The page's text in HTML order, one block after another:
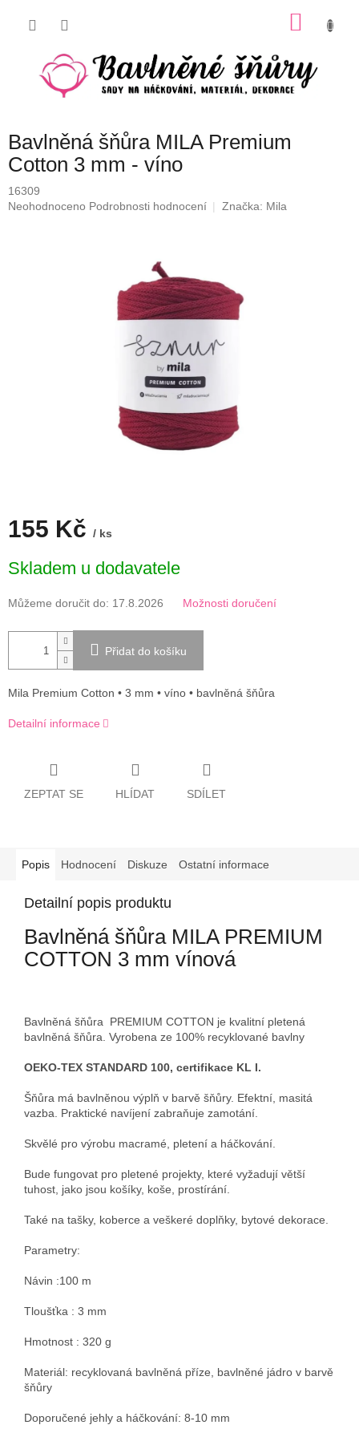
Bavlněná šňůra MILA Premium
Cotton 3 mm - víno
16309
Průměrné
Neohodnoceno Podrobnosti hodnocení Značka: Mila
155 Kč / ks
cena:
Skladem u dodavatele
Můžeme doručit do: 17.8.2026 Možnosti doručení
Přidat do košíku
Mila Premium Cotton • 3 mm • víno • bavlněná šňůra
Detailní informace
ZEPTAT SE HLÍDAT SDÍLET
Popis Hodnocení Diskuze Ostatní informace
Detailní popis produktu
Bavlněná šňůra MILA PREMIUM
COTTON 3 mm vínová
Bavlněná šňůra PREMIUM COTTON je kvalitní pletená
bavlněná šňůra. Vyrobena ze 100% recyklované bavlny
OEKO-TEX STANDARD 100, certifikace KL I.
Šňůra má bavlněnou výplň v barvě šňůry. Efektní, masitá
vazba. Praktické navíjení zabraňuje zamotání.
Skvělé pro výrobu macramé, pletení a háčkování.
Bude fungovat pro pletené projekty, které vyžadují větší
tuhost, jako jsou košíky, koše, prostírání.
Také na tašky, koberce a veškeré doplňky, bytové dekorace.
Parametry:
Návin :100 m
Tloušťka : 3 mm
Hmotnost : 320 g
Materiál: recyklovaná bavlněná příze, bavlněné jádro v barvě
šňůry
Doporučené jehly a háčkování: 8-10 mm